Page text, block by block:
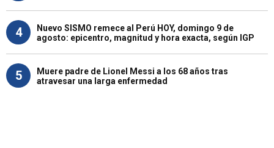
4
Nuevo SISMO remece al Perú HOY, domingo 9 de
agosto: epicentro, magnitud y hora exacta, según IGP
5
Muere padre de Lionel Messi a los 68 años tras
atravesar una larga enfermedad